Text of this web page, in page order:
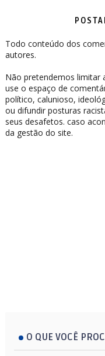
Todo conteúdo dos
autores.
Não pretendemos limitar
use o espaço de
político, calunioso,
ou difundir posturas
seus desafetos. caso
da gestão do site.
O QUE VOCÊ